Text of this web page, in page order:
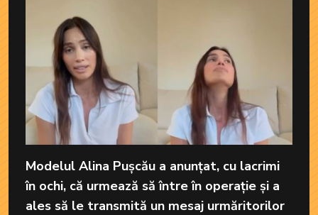
Modelul Alina Pușcău a anunțat, cu lacrimi
în ochi, că urmează să între în operație și a
ales să le transmită un mesaj urmăritorilor